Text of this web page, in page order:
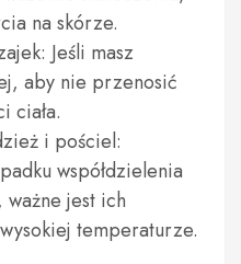
na skórze.
Jeśli masz
aby nie przenosić
ciała.
i pościel:
współdzielenia
ważne jest ich
temperaturze.